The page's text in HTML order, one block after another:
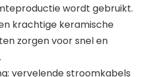
wordt gebruikt.
krachtige keramische
zorgen voor snel en
vervelende stroomkabels